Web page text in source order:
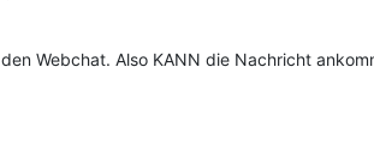
Webchat. Also KANN die Nachricht